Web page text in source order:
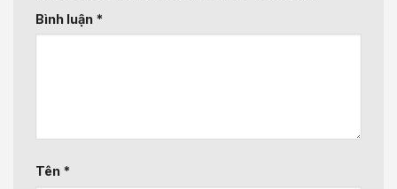
Bình luận *
Tên *